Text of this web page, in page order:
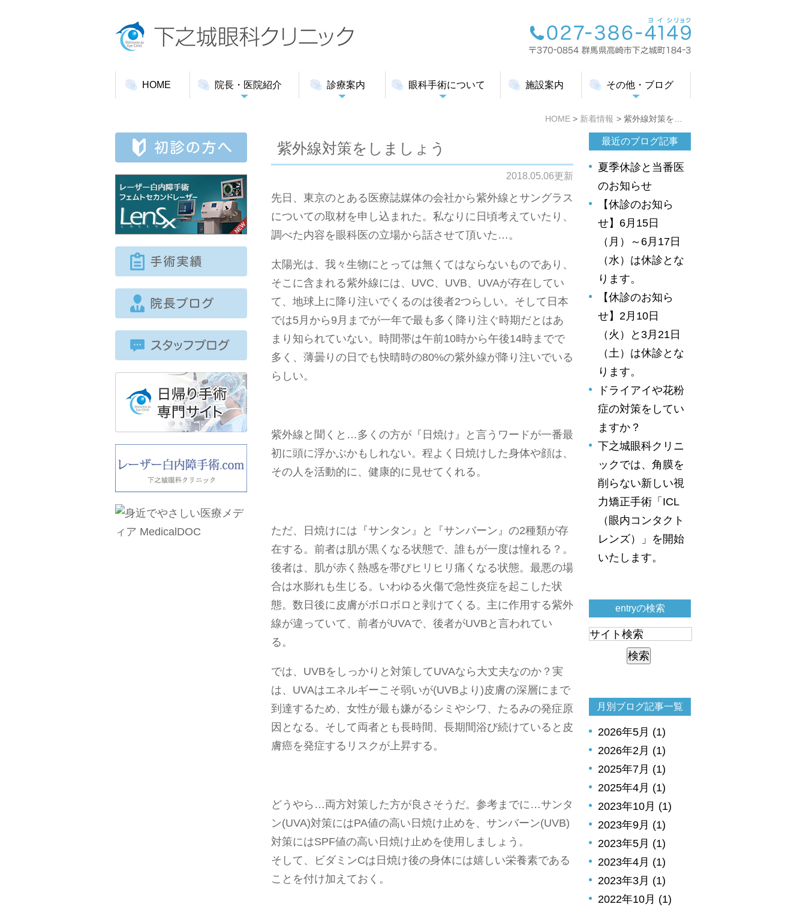
HOME 院長・医院紹介 診療案内 眼科手術について 施設案内 その他・ブログ
HOME 新着情報 紫外線対策をしましょう
紫外線対策をしましょう
2018.05.06更新
先日、東京のとある医療誌媒体の会社から紫外線とサングラス
についての取材を申し込まれた。私なりに日頃考えていたり、
調べた内容を眼科医の立場から話させて頂いた…。
太陽光は、我々生物にとっては無くてはならないものであり、
そこに含まれる紫外線には、UVC、UVB、UVAが存在してい
て、地球上に降り注いでくるのは後者2つらしい。そして日本
では5月から9月までが一年で最も多く降り注ぐ時期だとはあ
まり知られていない。時間帯は午前10時から午後14時までで
多く、薄曇りの日でも快晴時の80%の紫外線が降り注いでいる
らしい。
紫外線と聞くと…多くの方が『日焼け』と言うワードが一番最
初に頭に浮かぶかもしれない。程よく日焼けした身体や顔は、
その人を活動的に、健康的に見せてくれる。
ただ、日焼けには『サンタン』と『サンバーン』の2種類が存
在する。前者は肌が黒くなる状態で、誰もが一度は憧れる？。
後者は、肌が赤く熱感を帯びヒリヒリ痛くなる状態。最悪の場
合は水膨れも生じる。いわゆる火傷で急性炎症を起こした状
態。数日後に皮膚がボロボロと剥けてくる。主に作用する紫外
線が違っていて、前者がUVAで、後者がUVBと言われてい
る。
では、UVBをしっかりと対策してUVAなら大丈夫なのか？実
は、UVAはエネルギーこそ弱いが(UVBより)皮膚の深層にまで
到達するため、女性が最も嫌がるシミやシワ、たるみの発症原
因となる。そして両者とも長時間、長期間浴び続けていると皮
膚癌を発症するリスクが上昇する。
どうやら…両方対策した方が良さそうだ。参考までに…サンタ
ン(UVA)対策にはPA値の高い日焼け止めを、サンバーン(UVB)
対策にはSPF値の高い日焼け止めを使用しましょう。
そして、ビダミンCは日焼け後の身体には嬉しい栄養素である
ことを付け加えておく。
最近のブログ記事
夏季休診と当番医
のお知らせ
【休診のお知ら
せ】6月15日
（月）～6月17日
（水）は休診とな
ります。
【休診のお知ら
せ】2月10日
（火）と3月21日
（土）は休診とな
ります。
ドライアイや花粉
症の対策をしてい
ますか？
下之城眼科クリニ
ックでは、角膜を
削らない新しい視
力矯正手術「ICL
（眼内コンタクト
レンズ）」を開始
いたします。
entryの検索
月別ブログ記事一覧
2026年5月 (1)
2026年2月 (1)
2025年7月 (1)
2025年4月 (1)
2023年10月 (1)
2023年9月 (1)
2023年5月 (1)
2023年4月 (1)
2023年3月 (1)
2022年10月 (1)